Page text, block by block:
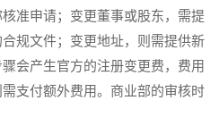
准申请；变更董事或股东，需提
规文件；变更地址，则需提供新
会产生官方的注册变更费，费用
支付额外费用。商业部的审核时